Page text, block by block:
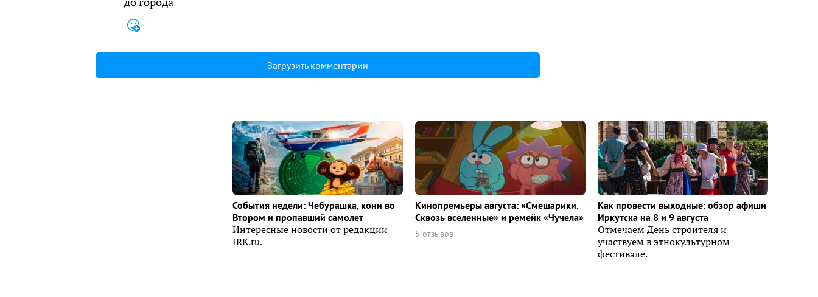
Загрузить комментарии
События недели: Чебурашка, кони во
Втором и пропавший самолет
Интересные новости от редакции
IRK.ru.
Кинопремьеры августа: «Смешарики.
Сквозь вселенные» и ремейк «Чучела»
5 отзывов
Как провести выходные: обзор афиши
Иркутска на 8 и 9 августа
Отмечаем День строителя и
участвуем в этнокультурном
фестивале.